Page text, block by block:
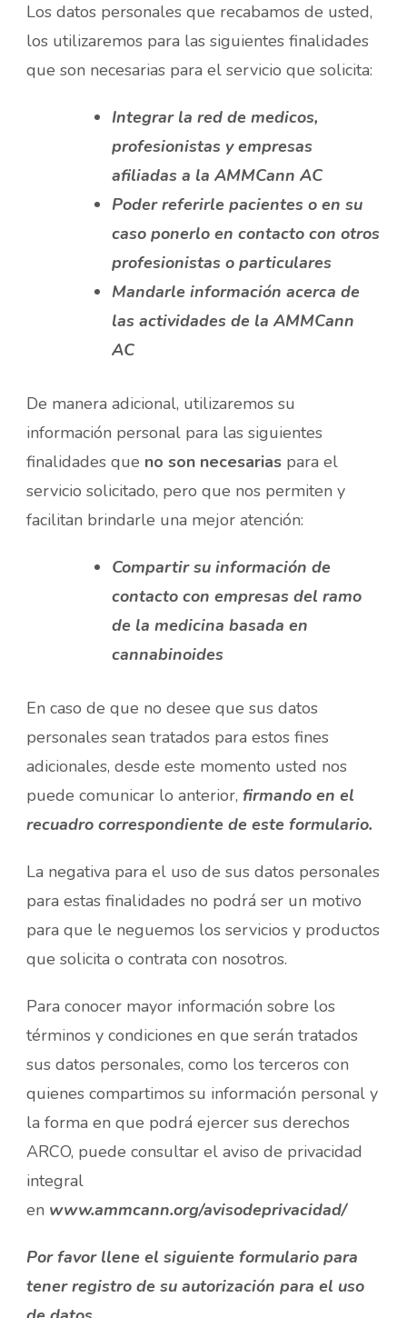
Los datos personales que recabamos de usted,
los utilizaremos para las siguientes finalidades
que son necesarias para el servicio que solicita:
Integrar la red de medicos,
profesionistas y empresas
afiliadas a la AMMCann AC
Poder referirle pacientes o en su
caso ponerlo en contacto con otros
profesionistas o particulares
Mandarle información acerca de
las actividades de la AMMCann
AC
De manera adicional, utilizaremos su
información personal para las siguientes
finalidades que no son necesarias para el
servicio solicitado, pero que nos permiten y
facilitan brindarle una mejor atención:
Compartir su información de
contacto con empresas del ramo
de la medicina basada en
cannabinoides
En caso de que no desee que sus datos
personales sean tratados para estos fines
adicionales, desde este momento usted nos
puede comunicar lo anterior, firmando en el
recuadro correspondiente de este formulario.
La negativa para el uso de sus datos personales
para estas finalidades no podrá ser un motivo
para que le neguemos los servicios y productos
que solicita o contrata con nosotros.
Para conocer mayor información sobre los
términos y condiciones en que serán tratados
sus datos personales, como los terceros con
quienes compartimos su información personal y
la forma en que podrá ejercer sus derechos
ARCO, puede consultar el aviso de privacidad
integral
en www.ammcann.org/avisodeprivacidad/
Por favor llene el siguiente formulario para
tener registro de su autorización para el uso